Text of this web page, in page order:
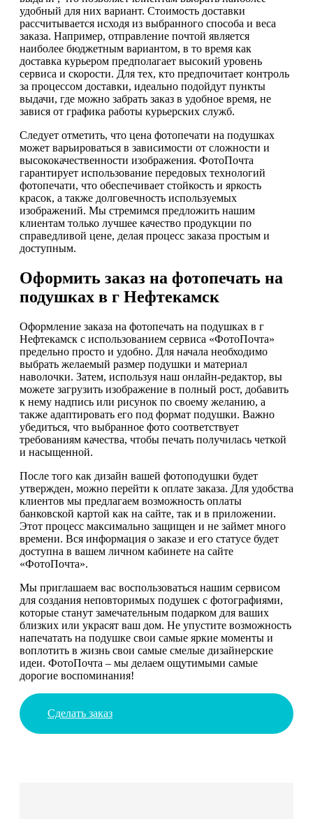
удобный для них вариант. Стоимость доставки
рассчитывается исходя из выбранного способа и веса
заказа. Например, отправление почтой является
наиболее бюджетным вариантом, в то время как
доставка курьером предполагает высокий уровень
сервиса и скорости. Для тех, кто предпочитает контроль
за процессом доставки, идеально подойдут пункты
выдачи, где можно забрать заказ в удобное время, не
завися от графика работы курьерских служб.
Следует отметить, что цена фотопечати на подушках
может варьироваться в зависимости от сложности и
высококачественности изображения. ФотоПочта
гарантирует использование передовых технологий
фотопечати, что обеспечивает стойкость и яркость
красок, а также долговечность используемых
изображений. Мы стремимся предложить нашим
клиентам только лучшее качество продукции по
справедливой цене, делая процесс заказа простым и
доступным.
Оформить заказ на фотопечать на
подушках в г Нефтекамск
Оформление заказа на фотопечать на подушках в г
Нефтекамск с использованием сервиса «ФотоПочта»
предельно просто и удобно. Для начала необходимо
выбрать желаемый размер подушки и материал
наволочки. Затем, используя наш онлайн-редактор, вы
можете загрузить изображение в полный рост, добавить
к нему надпись или рисунок по своему желанию, а
также адаптировать его под формат подушки. Важно
убедиться, что выбранное фото соответствует
требованиям качества, чтобы печать получилась четкой
и насыщенной.
После того как дизайн вашей фотоподушки будет
утвержден, можно перейти к оплате заказа. Для удобства
клиентов мы предлагаем возможность оплаты
банковской картой как на сайте, так и в приложении.
Этот процесс максимально защищен и не займет много
времени. Вся информация о заказе и его статусе будет
доступна в вашем личном кабинете на сайте
«ФотоПочта».
Мы приглашаем вас воспользоваться нашим сервисом
для создания неповторимых подушек с фотографиями,
которые станут замечательным подарком для ваших
близких или украсят ваш дом. Не упустите возможность
напечатать на подушке свои самые яркие моменты и
воплотить в жизнь свои самые смелые дизайнерские
идеи. ФотоПочта – мы делаем ощутимыми самые
дорогие воспоминания!
Сделать заказ